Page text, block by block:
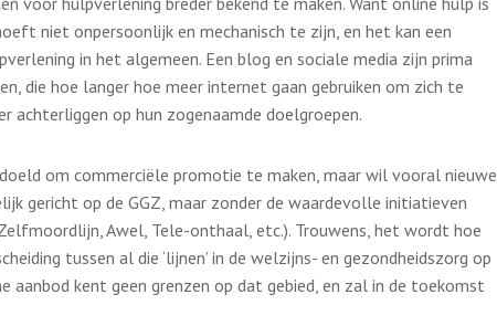
niet onpersoonlijk en mechanisch te zijn, en het kan een
in het algemeen. Een blog en sociale media zijn prima
die hoe langer hoe meer internet gaan gebruiken om zich te
achterliggen op hun zogenaamde doelgroepen.
om commerciële promotie te maken, maar wil vooral nieuwe
gericht op de GGZ, maar zonder de waardevolle initiatieven
Awel, Tele-onthaal, etc.). Trouwens, het wordt hoe
tussen al die ‘lijnen’ in de welzijns- en gezondheidszorg op
aanbod kent geen grenzen op dat gebied, en zal in de toekomst